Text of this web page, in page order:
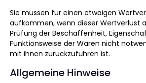
Sie müssen für einen etwaigen
aufkommen, wenn dieser Wertverlust
Prüfung der Beschaffenheit,
Funktionsweise der Waren nicht
mit ihnen zurückzuführen ist.
Allgemeine Hinweise